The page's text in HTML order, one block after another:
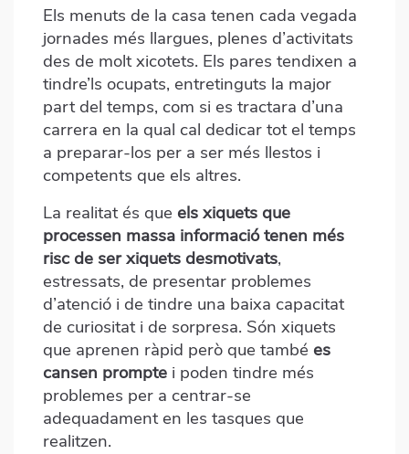
Els menuts de la casa tenen cada vegada
jornades més llargues, plenes d’activitats
des de molt xicotets. Els pares tendixen a
tindre’ls ocupats, entretinguts la major
part del temps, com si es tractara d’una
carrera en la qual cal dedicar tot el temps
a preparar-los per a ser més llestos i
competents que els altres.
La realitat és que els xiquets que
processen massa informació tenen més
risc de ser xiquets desmotivats,
estressats, de presentar problemes
d’atenció i de tindre una baixa capacitat
de curiositat i de sorpresa. Són xiquets
que aprenen ràpid però que també es
cansen prompte i poden tindre més
problemes per a centrar-se
adequadament en les tasques que
realitzen.